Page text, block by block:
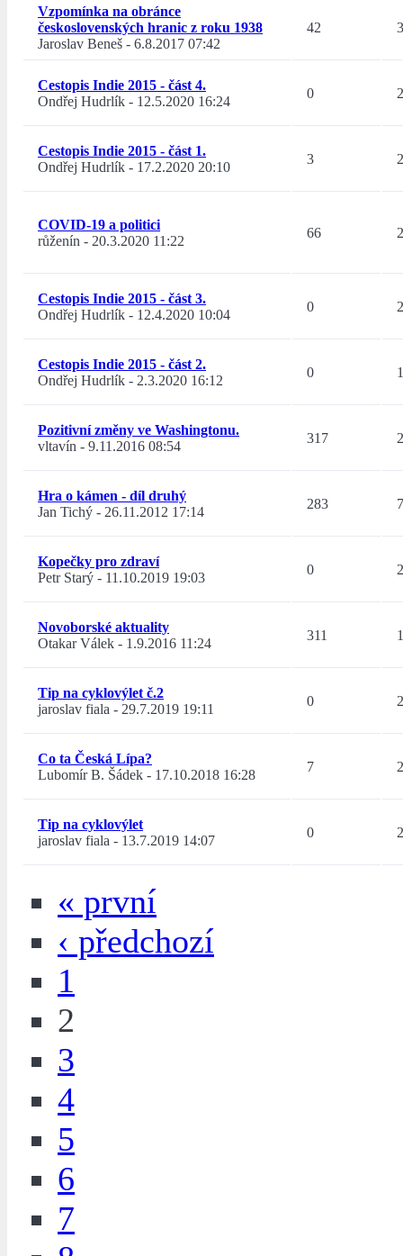
Vzpomínka na obránce
československých hranic z roku 1938
Jaroslav Beneš - 6.8.2017 07:42
42
Cestopis Indie 2015 - část 4.
Ondřej Hudrlík - 12.5.2020 16:24
0
Cestopis Indie 2015 - část 1.
Ondřej Hudrlík - 17.2.2020 20:10
3
COVID-19 a politici
růženín - 20.3.2020 11:22
66
Cestopis Indie 2015 - část 3.
Ondřej Hudrlík - 12.4.2020 10:04
0
Cestopis Indie 2015 - část 2.
Ondřej Hudrlík - 2.3.2020 16:12
0
Pozitivní změny ve Washingtonu.
vltavín - 9.11.2016 08:54
317
Hra o kámen - díl druhý
Jan Tichý - 26.11.2012 17:14
283
Kopečky pro zdraví
Petr Starý - 11.10.2019 19:03
0
Novoborské aktuality
Otakar Válek - 1.9.2016 11:24
311
Tip na cyklovýlet č.2
jaroslav fiala - 29.7.2019 19:11
0
Co ta Česká Lípa?
Lubomír B. Šádek - 17.10.2018 16:28
7
Tip na cyklovýlet
jaroslav fiala - 13.7.2019 14:07
0
« první
‹ předchozí
1
2
3
4
5
6
7